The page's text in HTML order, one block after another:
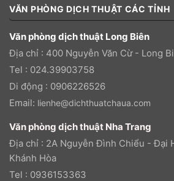
VĂN PHÒNG DỊCH THUẬT CÁC TỈNH
Văn phòng dịch thuật Long Biên
Địa chỉ : 400 Nguyễn Văn Cừ - Long
Tel : 024.39903758
Di động : 0906226526
Email: lienhe@dichthuatchaua.com
Văn phòng dịch thuật Nha Trang
Địa chỉ : 2A Nguyễn Đình Chiểu - Đại
Khánh Hòa
Tel : 0936153363